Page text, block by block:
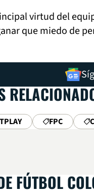
virtud del
que miedo de
FPC
FÚTBOL